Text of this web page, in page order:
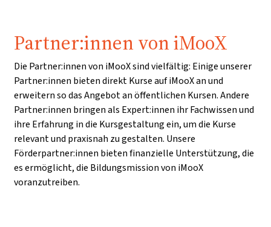
Partner:innen von iMooX
Die Partner:innen von iMooX sind vielfältig: Einige unserer
Partner:innen bieten direkt Kurse auf iMooX an und
erweitern so das Angebot an öffentlichen Kursen. Andere
Partner:innen bringen als Expert:innen ihr Fachwissen und
ihre Erfahrung in die Kursgestaltung ein, um die Kurse
relevant und praxisnah zu gestalten. Unsere
Förderpartner:innen bieten finanzielle Unterstützung, die
es ermöglicht, die Bildungsmission von iMooX
voranzutreiben.